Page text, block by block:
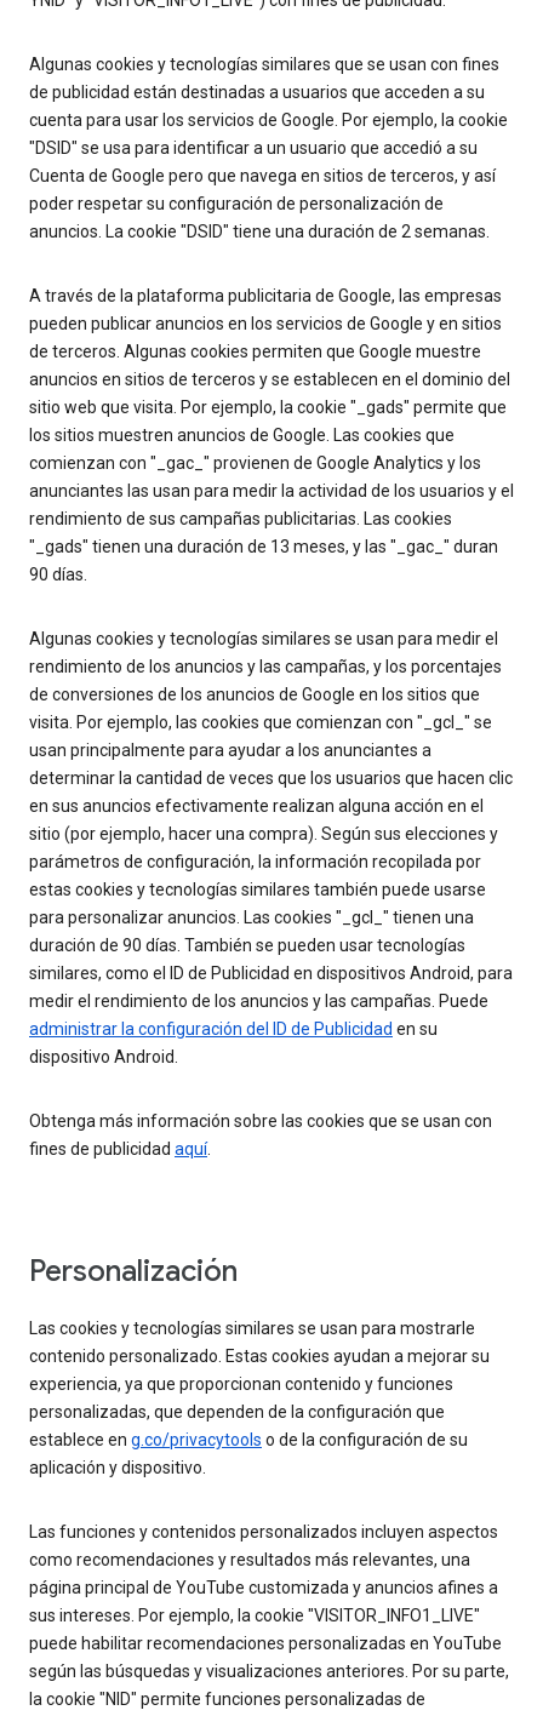
Algunas cookies y tecnologías similares que se usan con fines
de publicidad están destinadas a usuarios que acceden a su
cuenta para usar los servicios de Google. Por ejemplo, la cookie
"DSID" se usa para identificar a un usuario que accedió a su
Cuenta de Google pero que navega en sitios de terceros, y así
poder respetar su configuración de personalización de
anuncios. La cookie "DSID" tiene una duración de 2 semanas.
A través de la plataforma publicitaria de Google, las empresas
pueden publicar anuncios en los servicios de Google y en sitios
de terceros. Algunas cookies permiten que Google muestre
anuncios en sitios de terceros y se establecen en el dominio del
sitio web que visita. Por ejemplo, la cookie "_gads" permite que
los sitios muestren anuncios de Google. Las cookies que
comienzan con "_gac_" provienen de Google Analytics y los
anunciantes las usan para medir la actividad de los usuarios y el
rendimiento de sus campañas publicitarias. Las cookies
"_gads" tienen una duración de 13 meses, y las "_gac_" duran
90 días.
Algunas cookies y tecnologías similares se usan para medir el
rendimiento de los anuncios y las campañas, y los porcentajes
de conversiones de los anuncios de Google en los sitios que
visita. Por ejemplo, las cookies que comienzan con "_gcl_" se
usan principalmente para ayudar a los anunciantes a
determinar la cantidad de veces que los usuarios que hacen clic
en sus anuncios efectivamente realizan alguna acción en el
sitio (por ejemplo, hacer una compra). Según sus elecciones y
parámetros de configuración, la información recopilada por
estas cookies y tecnologías similares también puede usarse
para personalizar anuncios. Las cookies "_gcl_" tienen una
duración de 90 días. También se pueden usar tecnologías
similares, como el ID de Publicidad en dispositivos Android, para
medir el rendimiento de los anuncios y las campañas. Puede
administrar la configuración del ID de Publicidad en su
dispositivo Android.
Obtenga más información sobre las cookies que se usan con
fines de publicidad aquí.
Personalización
Las cookies y tecnologías similares se usan para mostrarle
contenido personalizado. Estas cookies ayudan a mejorar su
experiencia, ya que proporcionan contenido y funciones
personalizadas, que dependen de la configuración que
establece en g.co/privacytools o de la configuración de su
aplicación y dispositivo.
Las funciones y contenidos personalizados incluyen aspectos
como recomendaciones y resultados más relevantes, una
página principal de YouTube customizada y anuncios afines a
sus intereses. Por ejemplo, la cookie "VISITOR_INFO1_LIVE"
puede habilitar recomendaciones personalizadas en YouTube
según las búsquedas y visualizaciones anteriores. Por su parte,
la cookie "NID" permite funciones personalizadas de